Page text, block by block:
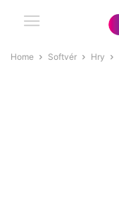
Home Softvér Hry